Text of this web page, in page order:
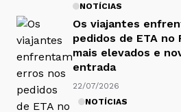
NOTÍCIAS
Os viajantes
pedidos de ETA no
mais elevados e
entrada
22/07/2026
NOTÍCIAS